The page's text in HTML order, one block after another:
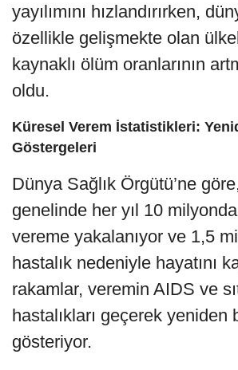
yayılımını hızlandırırken,
özellikle gelişmekte olan
kaynaklı ölüm oranlarının
oldu.
Küresel Verem İstatistikleri:
Göstergeleri
Dünya Sağlık Örgütü’ne
genelinde her yıl 10
vereme yakalanıyor ve 1,5
hastalık nedeniyle hayatını
rakamlar, veremin AIDS ve
hastalıkları geçerek yeniden
gösteriyor.